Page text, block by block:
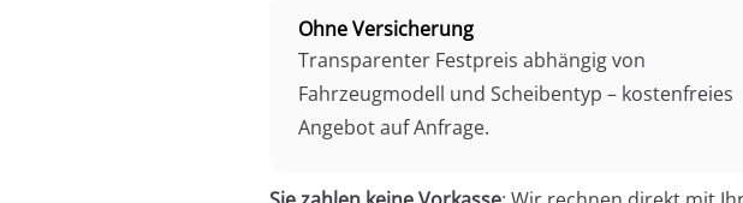
Ohne Versicherung
Transparenter Festpreis abhängig von
Fahrzeugmodell und Scheibentyp – kostenfreies
Angebot auf Anfrage.